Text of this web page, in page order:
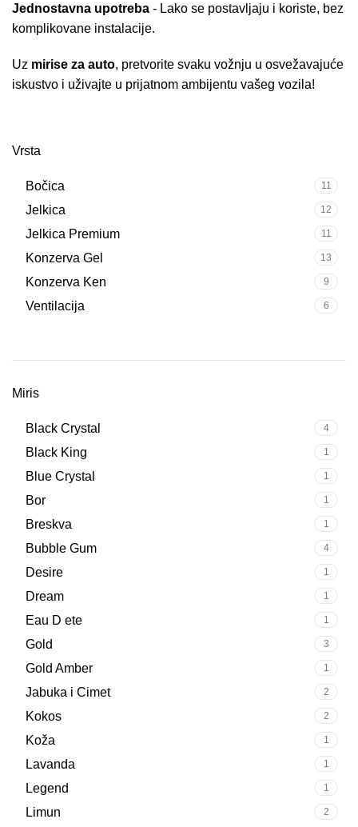
Vrsta
Bočica 11
Jelkica 12
Jelkica Premium 11
Konzerva Gel 13
Konzerva Ken 9
Ventilacija 6
Miris
Black Crystal 4
Black King 1
Blue Crystal 1
Bor 1
Breskva 1
Bubble Gum 4
Desire 1
Dream 1
Eau D ete 1
Gold 3
Gold Amber 1
Jabuka i Cimet 2
Kokos 2
Koža 1
Lavanda 1
Legend 1
Limun 2
Jednostavna upotreba - Lako se postavljaju i koriste, bez
komplikovane instalacije.
Uz mirise za auto, pretvorite svaku vožnju u osvežavajuće
iskustvo i uživajte u prijatnom ambijentu vašeg vozila!